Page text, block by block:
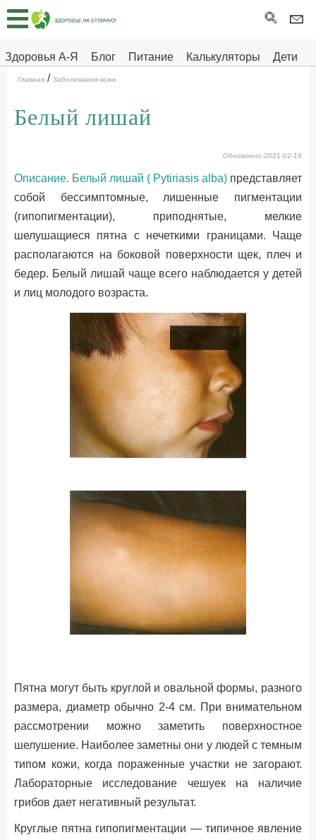
Здоровья А-Я Блог Питание Калькуляторы
Дети
Здоровье на отлично
Главная
Тесты
Про
ДЕТЯМ
Главная / Заболевания кожи
Белый лишай
Обновлено:2021-02-19
Описание. Белый лишай ( Pytiriasis alba) представляет
собой бессимптомные, лишенные пигментации
(гипопигментации), приподнятые, мелкие
шелушащиеся пятна с нечеткими границами. Чаще
располагаются на боковой поверхности щек, плеч и
бедер. Белый лишай чаще всего наблюдается у детей
и лиц молодого возраста.
Пятна могут быть круглой и овальной формы, разного
размера, диаметр обычно 2-4 см. При внимательном
рассмотрении можно заметить поверхностное
шелушение. Наиболее заметны они у людей с темным
типом кожи, когда пораженные участки не загорают.
Лабораторные исследование чешуек на наличие
грибов дает негативный результат.
Круглые пятна гипопигментации — типичное явление